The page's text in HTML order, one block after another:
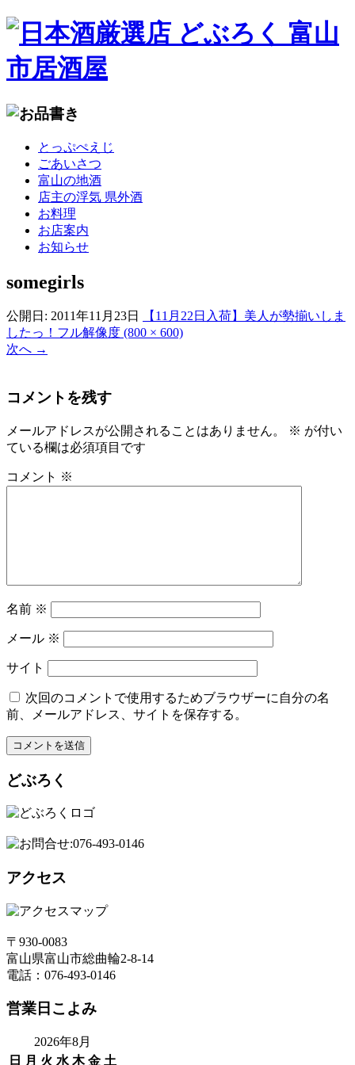
とっぷぺえじ
ごあいさつ
富山の地酒
店主の浮気 県外酒
お料理
お店案内
お知らせ
somegirls
公開日: 2011年11月23日
【11月22日入荷】美人が勢揃いしま
したっ！ フル解像度 (800 × 600)
次へ →
コメントを残す
メールアドレスが公開されることはありません。 ※ が付い
ている欄は必須項目です
コメント ※
名前 ※
メール ※
サイト
次回のコメントで使用するためブラウザーに自分の名
前、メールアドレス、サイトを保存する。
どぶろく
アクセス
〒930-0083
富山県富山市総曲輪2-8-14
電話：076-493-0146
営業日こよみ
2026年8月
日
月 火 水 木 金 土